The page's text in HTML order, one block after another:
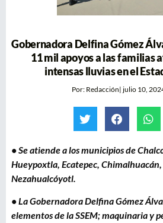
Gobernadora Delfina Gómez
11 mil apoyos a las familias
intensas lluvias en el
Por:Redacción| julio 10,
• Se atiende a los municipios de
Hueypoxtla, Ecatepec,
Nezahualcóyotl.
• La Gobernadora Delfina Gómez
elementos de la SSEM; maquinaria y